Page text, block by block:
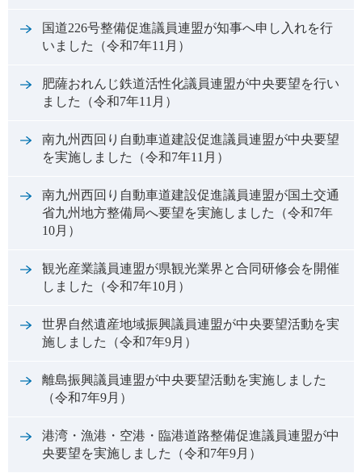
国道226号整備促進議員連盟が知事へ申し入れを行
いました（令和7年11月）
肥薩おれんじ鉄道活性化議員連盟が中央要望を行い
ました（令和7年11月）
南九州西回り自動車道建設促進議員連盟が中央要望
を実施しました（令和7年11月）
南九州西回り自動車道建設促進議員連盟が国土交通
省九州地方整備局へ要望を実施しました（令和7年
10月）
観光産業議員連盟が県観光業界と合同研修会を開催
しました（令和7年10月）
世界自然遺産地域振興議員連盟が中央要望活動を実
施しました（令和7年9月）
離島振興議員連盟が中央要望活動を実施しました
（令和7年9月）
港湾・漁港・空港・臨港道路整備促進議員連盟が中
央要望を実施しました（令和7年9月）